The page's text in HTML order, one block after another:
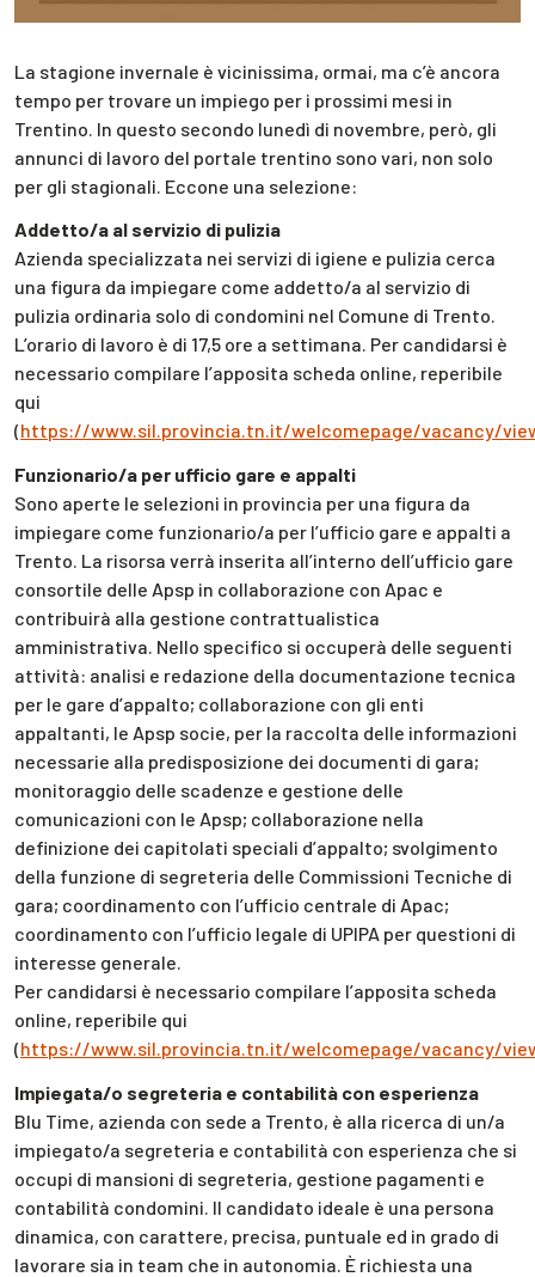
La stagione invernale è vicinissima, ormai, ma c’è ancora
tempo per trovare un impiego per i prossimi mesi in
Trentino. In questo secondo lunedì di novembre, però, gli
annunci di lavoro del portale trentino sono vari, non solo
per gli stagionali. Eccone una selezione:
Addetto/a al servizio di pulizia
Azienda specializzata nei servizi di igiene e pulizia cerca
una figura da impiegare come addetto/a al servizio di
pulizia ordinaria solo di condomini nel Comune di Trento.
L’orario di lavoro è di 17,5 ore a settimana. Per candidarsi è
necessario compilare l’apposita scheda online, reperibile
qui
(https://www.sil.provincia.tn.it/welcomepage/vacancy/
Funzionario/a per ufficio gare e appalti
Sono aperte le selezioni in provincia per una figura da
impiegare come funzionario/a per l’ufficio gare e appalti a
Trento. La risorsa verrà inserita all’interno dell’ufficio gare
consortile delle Apsp in collaborazione con Apac e
contribuirà alla gestione contrattualistica
amministrativa. Nello specifico si occuperà delle seguenti
attività: analisi e redazione della documentazione tecnica
per le gare d’appalto; collaborazione con gli enti
appaltanti, le Apsp socie, per la raccolta delle informazioni
necessarie alla predisposizione dei documenti di gara;
monitoraggio delle scadenze e gestione delle
comunicazioni con le Apsp; collaborazione nella
definizione dei capitolati speciali d’appalto; svolgimento
della funzione di segreteria delle Commissioni Tecniche di
gara; coordinamento con l’ufficio centrale di Apac;
coordinamento con l’ufficio legale di UPIPA per questioni di
interesse generale.
Per candidarsi è necessario compilare l’apposita scheda
online, reperibile qui
(https://www.sil.provincia.tn.it/welcomepage/vacancy/
Impiegata/o segreteria e contabilità con esperienza
Blu Time, azienda con sede a Trento, è alla ricerca di un/a
impiegato/a segreteria e contabilità con esperienza che si
occupi di mansioni di segreteria, gestione pagamenti e
contabilità condomini. Il candidato ideale è una persona
dinamica, con carattere, precisa, puntuale ed in grado di
lavorare sia in team che in autonomia. È richiesta una